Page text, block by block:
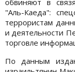
обвиняют в
"Аль-Каеда":
террористам
и деятельности
торговле
По данным